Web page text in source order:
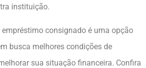
instituição.
consignado é uma opção
busca melhores condições de
sua situação financeira. Confira